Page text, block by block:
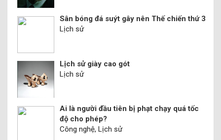
Sân bóng đá suýt gây nên Thế chiến thứ 3
Lịch sử
Lịch sử giày cao gót
Lịch sử
Ai là người đầu tiên bị phạt chạy quá tốc
độ cho phép?
Công nghệ, Lịch sử